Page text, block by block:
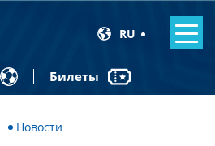
RU
Билеты
Новости